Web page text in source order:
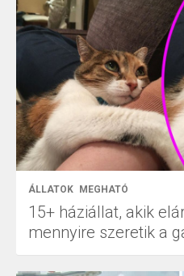
ÁLLATOK MEGHATÓ
15+ háziállat, akik
mennyire szeretik a